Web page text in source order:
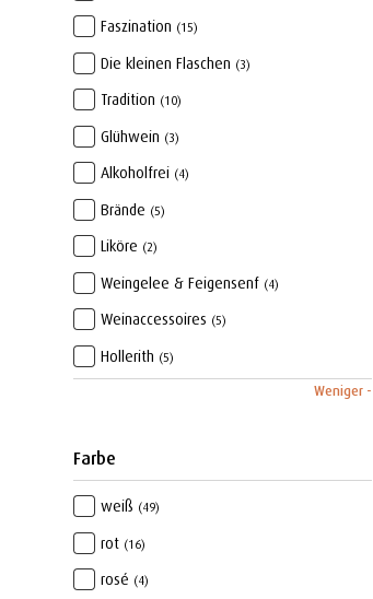
Faszination (15)
Die kleinen Flaschen (3)
Tradition (10)
Glühwein (3)
Alkoholfrei (4)
Brände (5)
Liköre (2)
Weingelee & Feigensenf (4)
Weinaccessoires (5)
Hollerith (5)
Weniger -
Farbe
weiß (49)
rot (16)
rosé (4)